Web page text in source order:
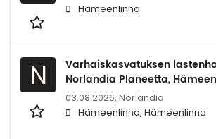
Hämeenlinna
N
Varhaiskasvatuksen
Norlandia Planeetta,
03.08.2026, Norlandia
Hämeenlinna, Hämeenlinna